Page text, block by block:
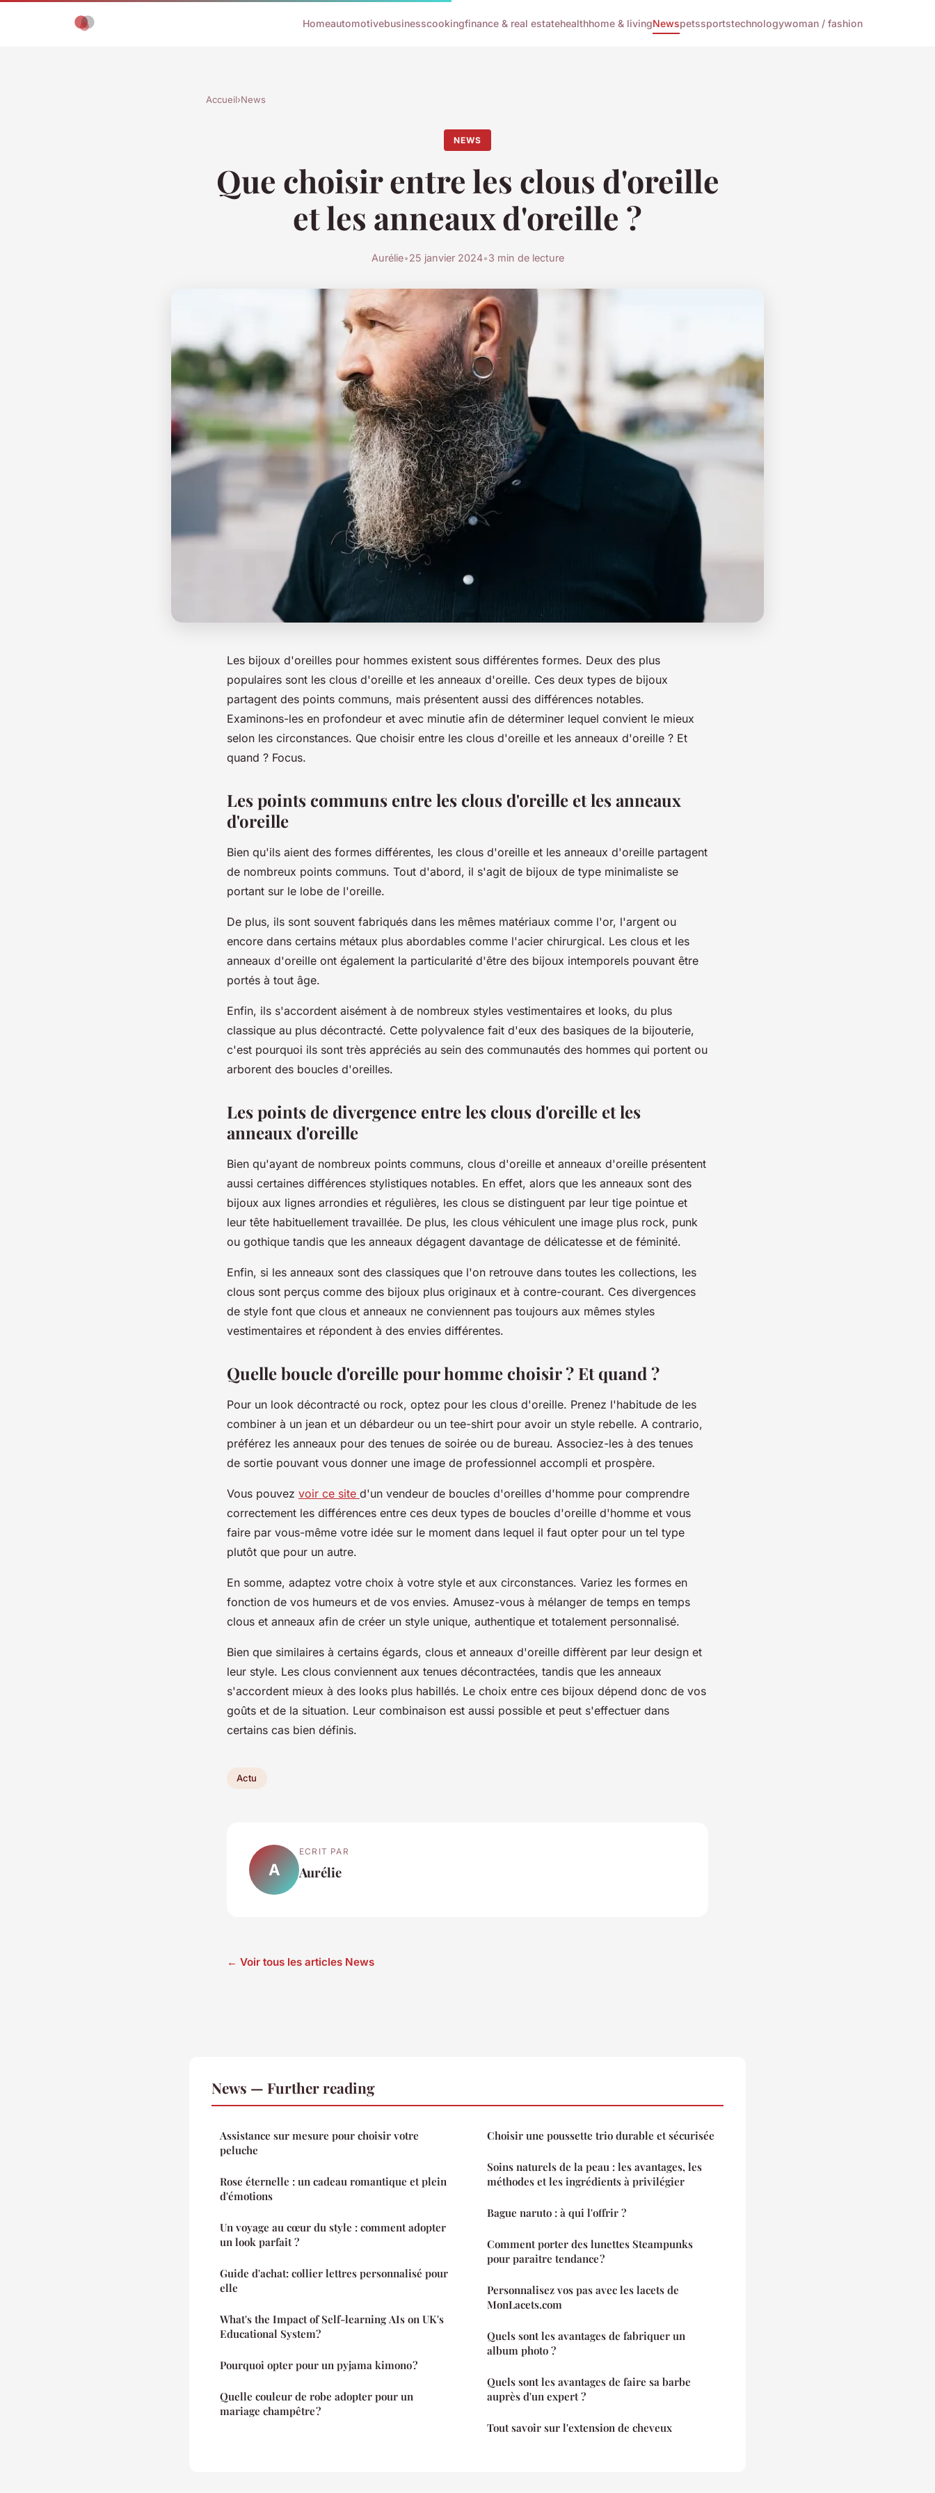
Homeautomotivebusinesscookingfinance & real estatehealthhome & livingNewspetssportstechnologywoman / fashion
Accueil›News
NEWS
Que choisir entre les clous d'oreille
et les anneaux d'oreille ?
Aurélie•25 janvier 2024•3 min de lecture
Les bijoux d'oreilles pour hommes existent sous différentes formes. Deux des plus
populaires sont les clous d'oreille et les anneaux d'oreille. Ces deux types de bijoux
partagent des points communs, mais présentent aussi des différences notables.
Examinons-les en profondeur et avec minutie afin de déterminer lequel convient le mieux
selon les circonstances. Que choisir entre les clous d'oreille et les anneaux d'oreille ? Et
quand ? Focus.
Les points communs entre les clous d'oreille et les anneaux
d'oreille
Bien qu'ils aient des formes différentes, les clous d'oreille et les anneaux d'oreille partagent
de nombreux points communs. Tout d'abord, il s'agit de bijoux de type minimaliste se
portant sur le lobe de l'oreille.
De plus, ils sont souvent fabriqués dans les mêmes matériaux comme l'or, l'argent ou
encore dans certains métaux plus abordables comme l'acier chirurgical. Les clous et les
anneaux d'oreille ont également la particularité d'être des bijoux intemporels pouvant être
portés à tout âge.
Enfin, ils s'accordent aisément à de nombreux styles vestimentaires et looks, du plus
classique au plus décontracté. Cette polyvalence fait d'eux des basiques de la bijouterie,
c'est pourquoi ils sont très appréciés au sein des communautés des hommes qui portent ou
arborent des boucles d'oreilles.
Les points de divergence entre les clous d'oreille et les
anneaux d'oreille
Bien qu'ayant de nombreux points communs, clous d'oreille et anneaux d'oreille présentent
aussi certaines différences stylistiques notables. En effet, alors que les anneaux sont des
bijoux aux lignes arrondies et régulières, les clous se distinguent par leur tige pointue et
leur tête habituellement travaillée. De plus, les clous véhiculent une image plus rock, punk
ou gothique tandis que les anneaux dégagent davantage de délicatesse et de féminité.
Enfin, si les anneaux sont des classiques que l'on retrouve dans toutes les collections, les
clous sont perçus comme des bijoux plus originaux et à contre-courant. Ces divergences
de style font que clous et anneaux ne conviennent pas toujours aux mêmes styles
vestimentaires et répondent à des envies différentes.
Quelle boucle d'oreille pour homme choisir ? Et quand ?
Pour un look décontracté ou rock, optez pour les clous d'oreille. Prenez l'habitude de les
combiner à un jean et un débardeur ou un tee-shirt pour avoir un style rebelle. A contrario,
préférez les anneaux pour des tenues de soirée ou de bureau. Associez-les à des tenues
de sortie pouvant vous donner une image de professionnel accompli et prospère.
Vous pouvez voir ce site d'un vendeur de boucles d'oreilles d'homme pour comprendre
correctement les différences entre ces deux types de boucles d'oreille d'homme et vous
faire par vous-même votre idée sur le moment dans lequel il faut opter pour un tel type
plutôt que pour un autre.
En somme, adaptez votre choix à votre style et aux circonstances. Variez les formes en
fonction de vos humeurs et de vos envies. Amusez-vous à mélanger de temps en temps
clous et anneaux afin de créer un style unique, authentique et totalement personnalisé.
Bien que similaires à certains égards, clous et anneaux d'oreille diffèrent par leur design et
leur style. Les clous conviennent aux tenues décontractées, tandis que les anneaux
s'accordent mieux à des looks plus habillés. Le choix entre ces bijoux dépend donc de vos
goûts et de la situation. Leur combinaison est aussi possible et peut s'effectuer dans
certains cas bien définis.
Actu
A
ECRIT PAR
Aurélie
← Voir tous les articles News
News — Further reading
Assistance sur mesure pour choisir votre
peluche
Rose éternelle : un cadeau romantique et plein
d'émotions
Un voyage au cœur du style : comment adopter
un look parfait ?
Guide d'achat: collier lettres personnalisé pour
elle
What's the Impact of Self-learning AIs on UK's
Educational System?
Pourquoi opter pour un pyjama kimono ?
Quelle couleur de robe adopter pour un
mariage champêtre ?
Choisir une poussette trio durable et sécurisée
Soins naturels de la peau : les avantages, les
méthodes et les ingrédients à privilégier
Bague naruto : à qui l'offrir ?
Comment porter des lunettes Steampunks
pour paraitre tendance ?
Personnalisez vos pas avec les lacets de
MonLacets.com
Quels sont les avantages de fabriquer un
album photo ?
Quels sont les avantages de faire sa barbe
auprès d'un expert ?
Tout savoir sur l'extension de cheveux